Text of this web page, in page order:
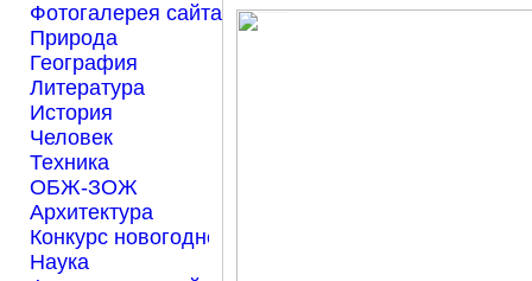
Фотогалерея сайта Началка.com
Природа
География
Литература
История
Человек
Техника
ОБЖ-ЗОЖ
Архитектура
Конкурс новогодней открытки "Нарисуем Новый
Наука